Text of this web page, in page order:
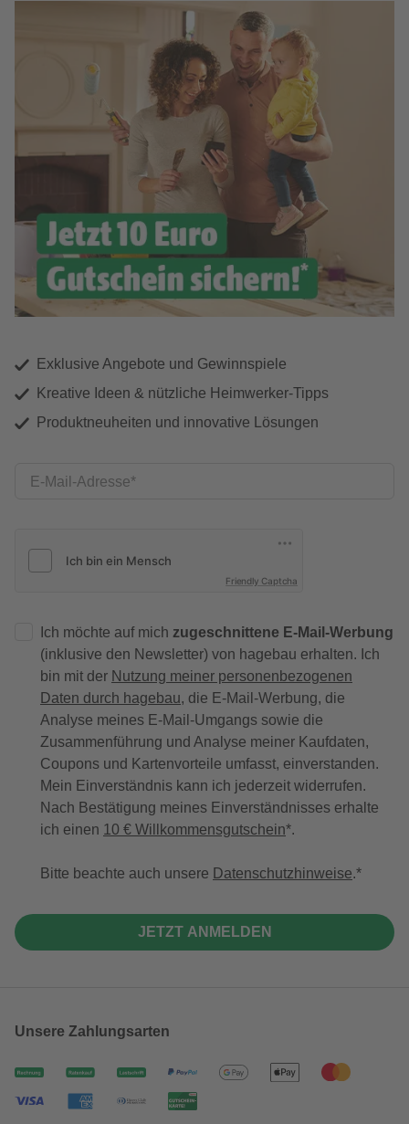
Exklusive Angebote und Gewinnspiele
Kreative Ideen & nützliche Heimwerker-Tipps
Produktneuheiten und innovative Lösungen
E-Mail-Adresse
Friendly Captcha
Ich möchte auf mich zugeschnittene E-Mail-Werbung
(inklusive den Newsletter) von hagebau erhalten. Ich
bin mit der Nutzung meiner personenbezogenen
Daten durch hagebau, die E-Mail-Werbung, die
Analyse meines E-Mail-Umgangs sowie die
Zusammenführung und Analyse meiner Kaufdaten,
Coupons und Kartenvorteile umfasst, einverstanden.
Mein Einverständnis kann ich jederzeit widerrufen.
Nach Bestätigung meines Einverständnisses erhalte
ich einen 10 € Willkommensgutschein*.
Bitte beachte auch unsere Datenschutzhinweise.
JETZT ANMELDEN
Unsere Zahlungsarten